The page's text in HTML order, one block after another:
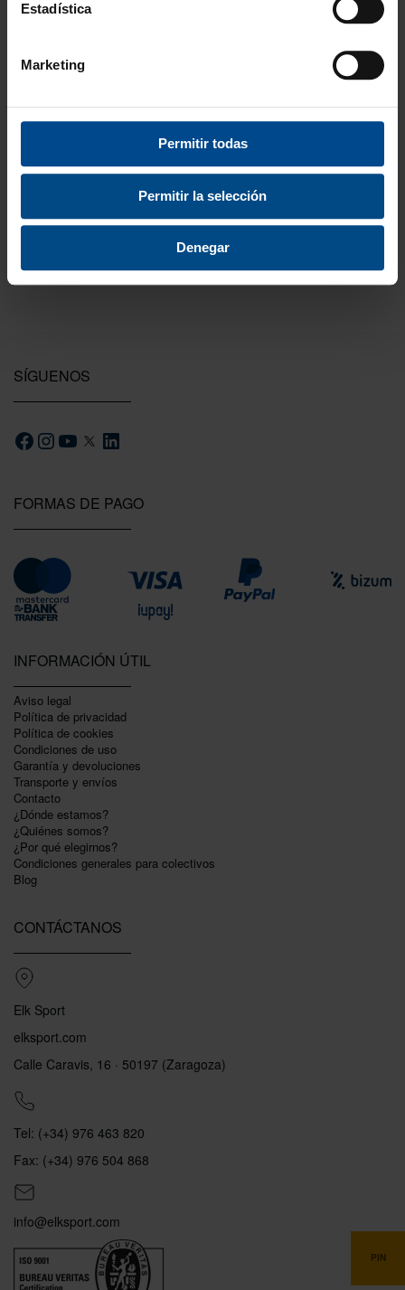
Estadística
Marketing
Permitir todas
Permitir la selección
Denegar
FORMAS DE PAGO
3 Años de garantía
Testeamos los productos
Todas las novedades que introducimos son
FORMAS DE PAGO
INFORMACIÓN ÚTIL
Aviso legal
Política de privacidad
Polí­tica de cookies
Condiciones de uso
Garantí­a y devoluciones
Transporte y envíos
Contacto
¿Dónde estamos?
¿Quiénes somos?
¿Por qué elegirnos?
Condiciones generales para colectivos
Blog
CONTÁCTANOS
Elk Sport
elksport.com
Calle Caravis, 16 · 50197 (Zaragoza)
Tel: (+34) 976 463 820
Fax: (+34) 976 504 868
info@elksport.com
SÍGUENOS
PIN